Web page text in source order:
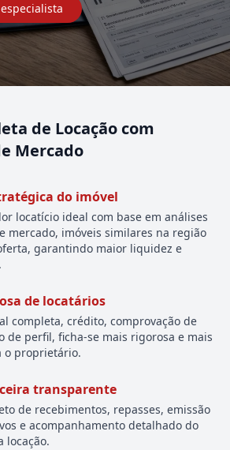
de Locação com
Mercado
do imóvel
locatício ideal com base em análises
mercado, imóveis similares na região
garantindo maior liquidez e
de locatários
completa, crédito, comprovação de
de perfil, ficha-se mais rigorosa e mais
o proprietário.
transparente
de recebimentos, repasses, emissão
e acompanhamento detalhado do
locação.